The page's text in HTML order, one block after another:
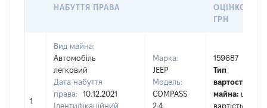
НАБУТТЯ ПРАВА
ОЦІНКОЮ,
ГРН
1
Вид майна:
Автомобіль
легковий
Дата набуття
права:
10.12.2021
Ідентифікаційний
Марка:
JEEP
Модель:
COMPASS
2.4
159687
Тип
вартості
майна: це
вартість на